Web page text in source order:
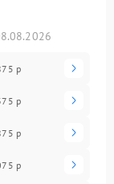
р
р
р
р